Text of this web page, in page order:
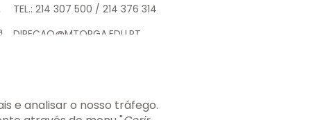
TEL.: 214 307 500 / 214 376 314
DIRECAO@MTORGA.EDU.PT
e analisar o nosso tráfego.